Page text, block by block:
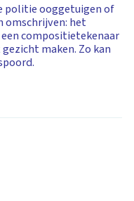
politie ooggetuigen of
omschrijven: het
compositietekenaar
maken. Zo kan